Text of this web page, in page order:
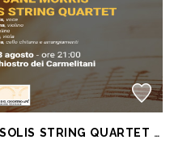
SARAH JANE MORRIS & SOLIS STRING QUARTET - Festival I Concerti del Chiostro